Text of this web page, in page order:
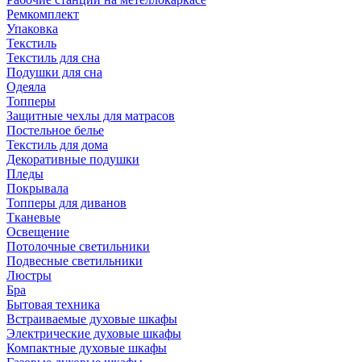
Ремкомплект
Упаковка
Текстиль
Текстиль для сна
Подушки для сна
Одеяла
Топперы
Защитные чехлы для матрасов
Постельное белье
Текстиль для дома
Декоративные подушки
Пледы
Покрывала
Топперы для диванов
Тканевые
Освещение
Потолочные светильники
Подвесные светильники
Люстры
Бра
Бытовая техника
Встраиваемые духовые шкафы
Электрические духовые шкафы
Компактные духовые шкафы